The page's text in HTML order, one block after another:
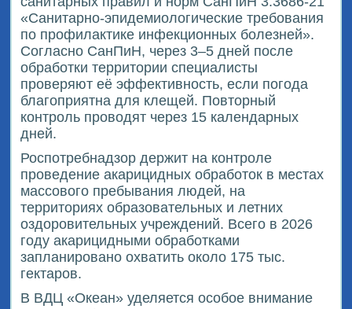
«Санитарно-эпидемиологические требования
по профилактике инфекционных болезней».
Согласно СанПиН, через 3–5 дней после
обработки территории специалисты
проверяют её эффективность, если погода
благоприятна для клещей. Повторный
контроль проводят через 15 календарных
дней.
Роспотребнадзор держит на контроле
проведение акарицидных обработок в местах
массового пребывания людей, на
территориях образовательных и летних
оздоровительных учреждений. Всего в 2026
году акарицидными обработками
запланировано охватить около 175 тыс.
гектаров.
В ВДЦ «Океан» уделяется особое внимание